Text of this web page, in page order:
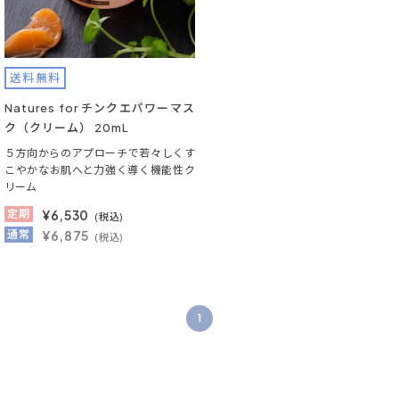
送料無料
Natures for チンクエパワーマス
ク（クリーム） 20mL
５方向からのアプローチで若々しくす
こやかなお肌へと力強く導く機能性ク
リーム
定期
¥6,530 (税込)
通常 ¥6,875 (税込)
1